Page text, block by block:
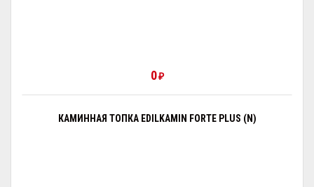
0₽
КАМИННАЯ ТОПКА EDILKAMIN FORTE PLUS (N)